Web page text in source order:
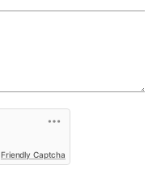
Friendly Captcha